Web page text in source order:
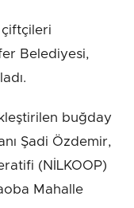
çiftçileri
Belediyesi,
buğday
Şadi Özdemir,
(NİLKOOP)
Mahalle